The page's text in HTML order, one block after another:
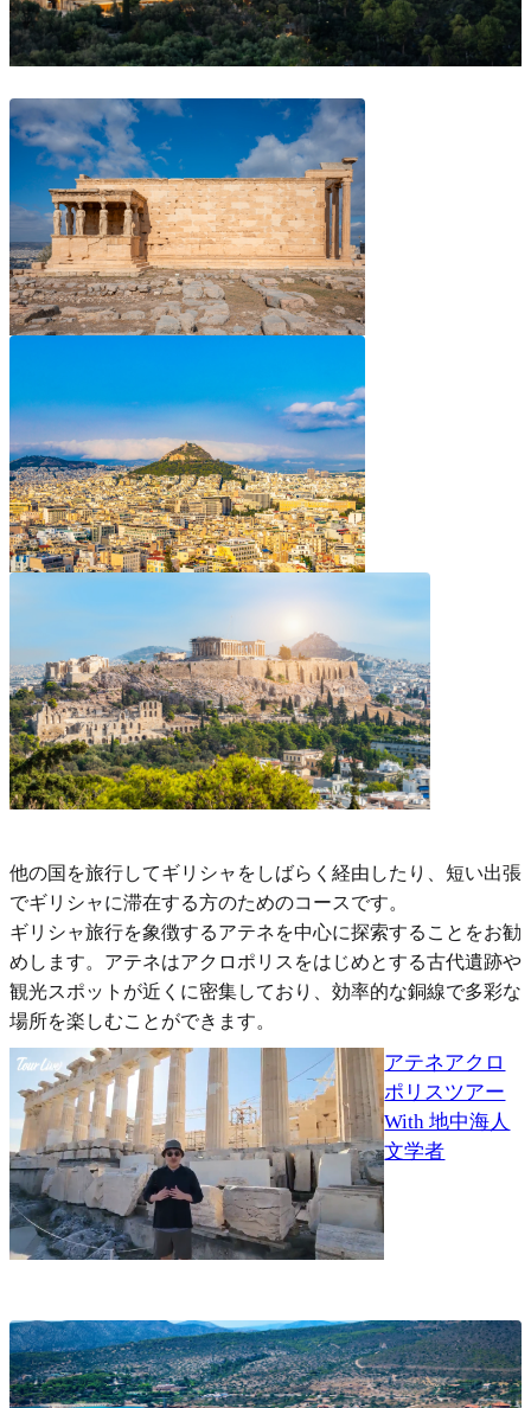
他の国を旅行してギリシャをしばらく経由したり、短い出張
でギリシャに滞在する方のためのコースです。
ギリシャ旅行を象徴するアテネを中心に探索することをお勧
めします。アテネはアクロポリスをはじめとする古代遺跡や
観光スポットが近くに密集しており、効率的な銅線で多彩な
場所を楽しむことができます。
アテネアクロ
ポリスツアー
With 地中海人
文学者